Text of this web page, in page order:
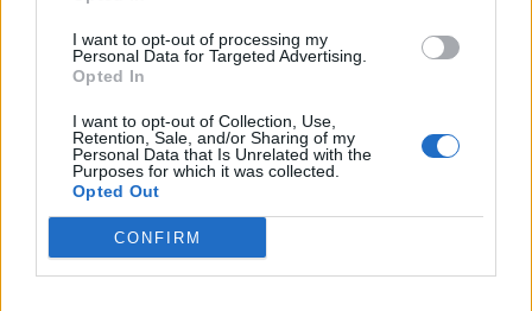
I want to opt-out of processing my
Personal Data for Targeted Advertising.
Opted In
I want to opt-out of Collection, Use,
Retention, Sale, and/or Sharing of my
Personal Data that Is Unrelated with the
Purposes for which it was collected.
Opted Out
CONFIRM
Informações
Onde posso ouvir?
Contatos
Termos e Condições
Política de Privacidade